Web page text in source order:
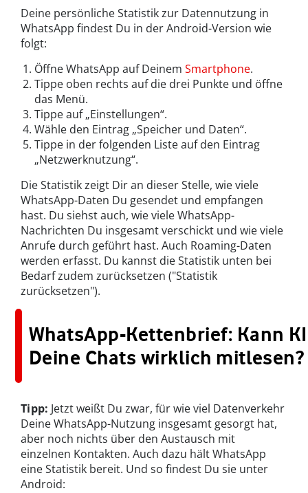
Deine persönliche Statistik zur Datennutzung in
WhatsApp findest Du in der Android-Version wie
folgt:
Öffne WhatsApp auf Deinem Smartphone.
Tippe oben rechts auf die drei Punkte und öffne
das Menü.
Tippe auf „Einstellungen“.
Wähle den Eintrag „Speicher und Daten“.
Tippe in der folgenden Liste auf den Eintrag
„Netzwerknutzung“.
Die Statistik zeigt Dir an dieser Stelle, wie viele
WhatsApp-Daten Du gesendet und empfangen
hast. Du siehst auch, wie viele WhatsApp-
Nachrichten Du insgesamt verschickt und wie viele
Anrufe durch geführt hast. Auch Roaming-Daten
werden erfasst. Du kannst die Statistik unten bei
Bedarf zudem zurücksetzen ("Statistik
zurücksetzen").
WhatsApp-Kettenbrief: Kann KI
Deine Chats wirklich mitlesen?
Tipp: Jetzt weißt Du zwar, für wie viel Datenverkehr
Deine WhatsApp-Nutzung insgesamt gesorgt hat,
aber noch nichts über den Austausch mit
einzelnen Kontakten. Auch dazu hält WhatsApp
eine Statistik bereit. Und so findest Du sie unter
Android: